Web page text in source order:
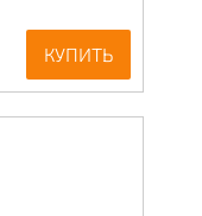
КУПИТЬ